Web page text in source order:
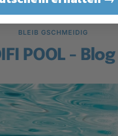
BLEIB GSCHMEIDIG
POOL - Blog